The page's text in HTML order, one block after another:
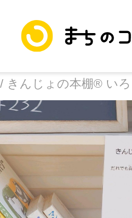
きんじょの本棚® い
トップ
スポットに